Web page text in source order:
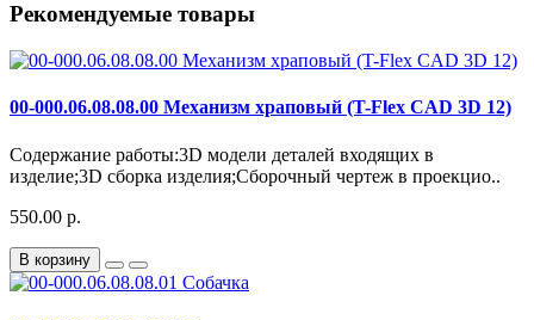
Рекомендуемые товары
00-000.06.08.08.00 Механизм храповый (T-Flex CAD 3D 12)
Содержание работы:3D модели деталей входящих в
изделие;3D сборка изделия;Сборочный чертеж в проекцио..
550.00 р.
В корзину